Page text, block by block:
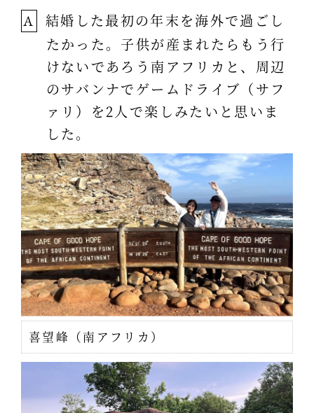
A
結婚した最初の年末を海外で過ごし
たかった。子供が産まれたらもう行
けないであろう南アフリカと、周辺
のサバンナでゲームドライブ（サフ
ァリ）を2人で楽しみたいと思いま
した。
喜望峰（南アフリカ）